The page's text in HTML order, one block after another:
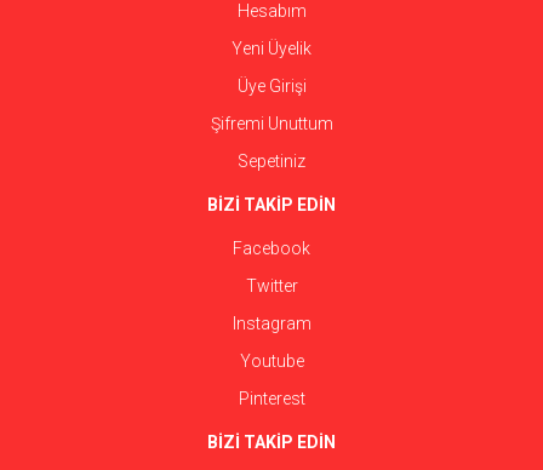
Hesabım
Yeni Üyelik
Üye Girişi
Şifremi Unuttum
Sepetiniz
BİZİ TAKİP EDİN
Facebook
Twitter
Instagram
Youtube
Pinterest
BİZİ TAKİP EDİN